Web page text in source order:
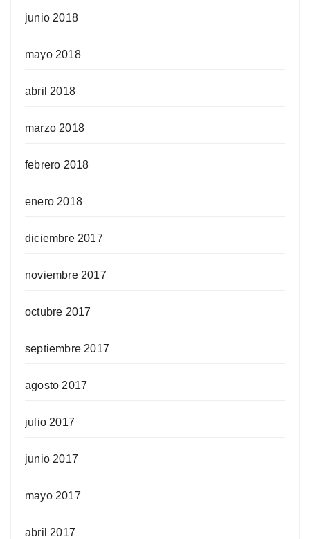
junio 2018
mayo 2018
abril 2018
marzo 2018
febrero 2018
enero 2018
diciembre 2017
noviembre 2017
octubre 2017
septiembre 2017
agosto 2017
julio 2017
junio 2017
mayo 2017
abril 2017